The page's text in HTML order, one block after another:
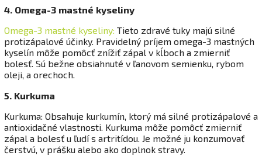
4. Omega-3 mastné kyseliny
Omega-3 mastné kyseliny: Tieto zdravé tuky majú silné
protizápalové účinky. Pravidelný príjem omega-3 mastných
kyselín môže pomôcť znížiť zápal v kĺboch ​​a zmierniť
bolesť. Sú bežne obsiahnuté v ľanovom semienku, rybom
oleji, a orechoch.
5. Kurkuma
Kurkuma: Obsahuje kurkumín, ktorý má silné protizápalové a
antioxidačné vlastnosti. Kurkuma môže pomôcť zmierniť
zápal a bolesť u ľudí s artritídou. Je možné ju konzumovať
čerstvú, v prášku alebo ako doplnok stravy.